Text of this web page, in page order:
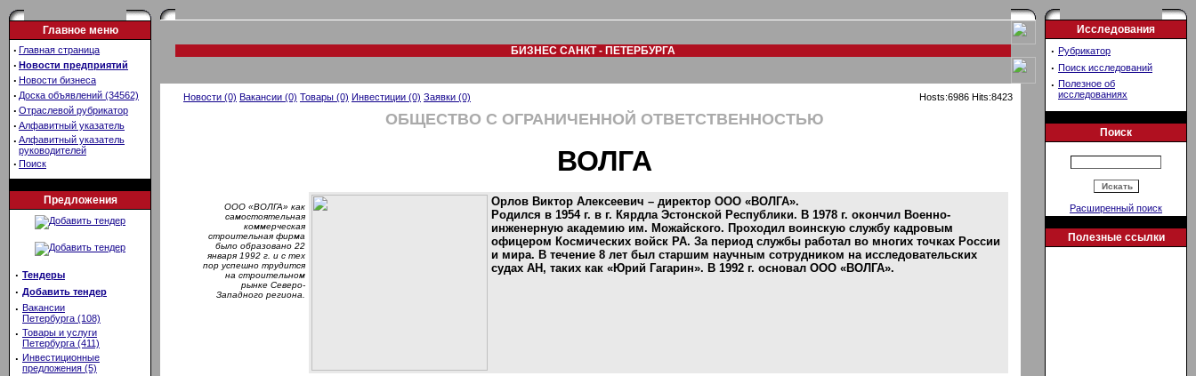
Главное меню
· Главная страница
· Новости предприятий
· Новости бизнеса
· Доска объявлений (34562)
· Отраслевой рубрикатор
· Алфавитный указатель
· Алфавитный указатель
руководителей
· Поиск
Предложения
· Тендеры
· Добавить тендер
· Вакансии
Петербурга (108)
· Товары и услуги
Петербурга (411)
· Инвестиционные
предложения (5)
БИЗНЕС САНКТ - ПЕТЕРБУРГА
Новости (0) Вакансии (0) Товары (0) Инвестиции (0) Заявки (0) Hosts:6986 Hits:8423
ОБЩЕСТВО С ОГРАНИЧЕННОЙ ОТВЕТСТВЕННОСТЬЮ
ВОЛГА
ООО «ВОЛГА» как
самостоятельная
коммерческая
строительная фирма
было образовано 22
января 1992 г. и с тех
пор успешно трудится
на строительном
рынке Северо-
Западного региона.
Орлов Виктор Алексеевич – директор ООО «ВОЛГА».
Родился в 1954 г. в г. Кярдла Эстонской Республики. В 1978 г. окончил Военно-
инженерную академию им. Можайского. Проходил воинскую службу кадровым
офицером Космических войск РА. За период службы работал во многих точках России
и мира. В течение 8 лет был старшим научным сотрудником на исследовательских
судах АН, таких как «Юрий Гагарин». В 1992 г. основал ООО «ВОЛГА».
Исследования
· Рубрикатор
· Поиск исследований
· Полезное об
исследованиях
Поиск
Расширенный поиск
Полезные ссылки